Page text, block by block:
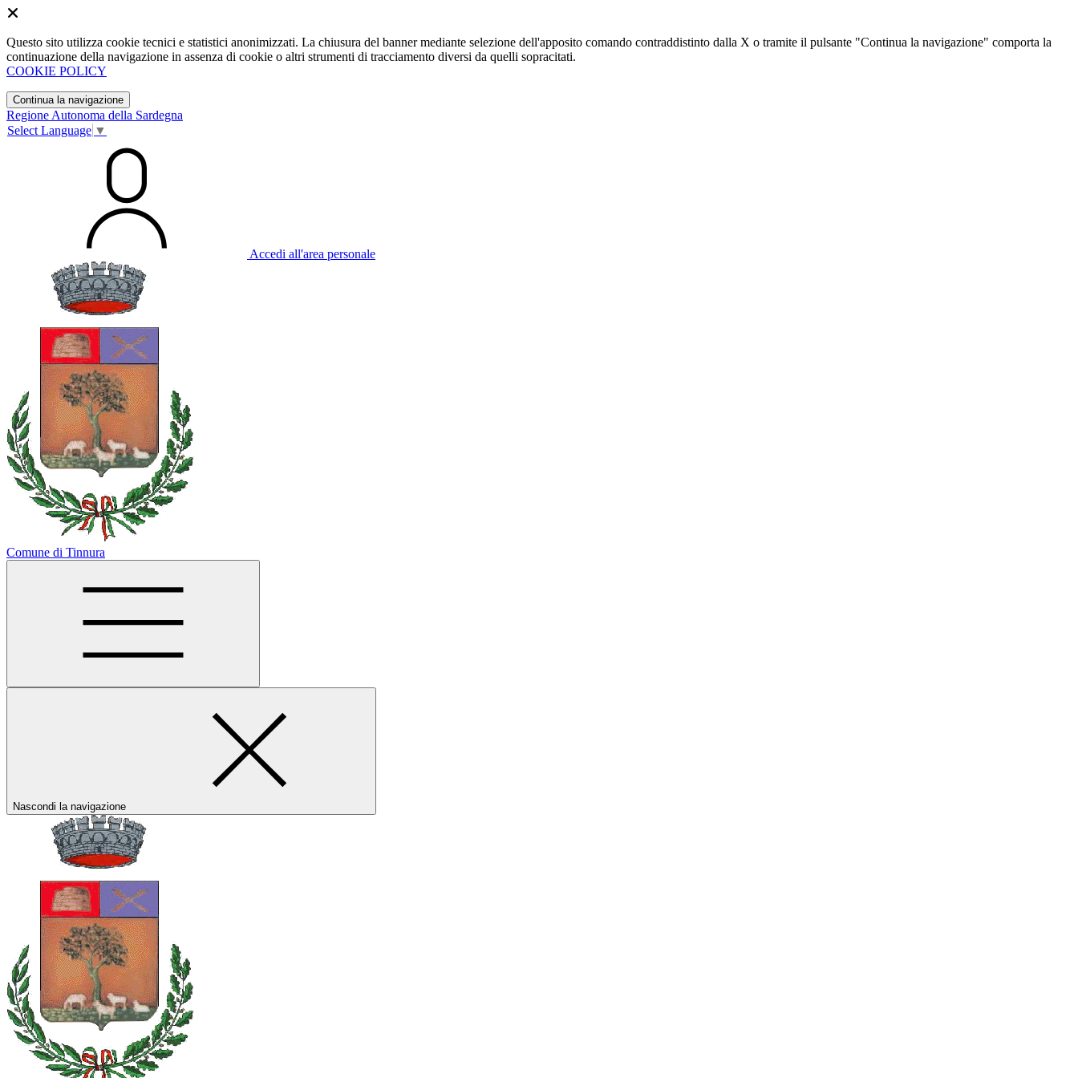
Questo sito utilizza cookie tecnici e statistici anonimizzati. La chiusura del banner mediante selezione dell'apposito comando contraddistinto dalla X o tramite il pulsante "Continua la navigazione" comporta la
continuazione della navigazione in assenza di cookie o altri strumenti di tracciamento diversi da quelli sopracitati.
COOKIE POLICY
Continua la navigazione
Regione Autonoma della Sardegna
Select Language ▼
Accedi all'area personale
Comune di Tinnura
Nascondi la navigazione